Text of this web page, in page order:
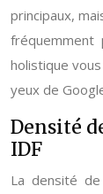
principaux,
fréquemment
holistique
yeux de
Densité
IDF
La densité